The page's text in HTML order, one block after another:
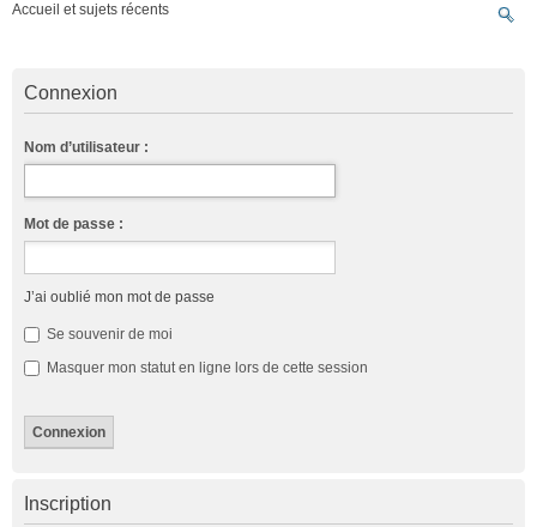
Accueil et sujets récents
Connexion
Nom d’utilisateur :
Mot de passe :
J’ai oublié mon mot de passe
Se souvenir de moi
Masquer mon statut en ligne lors de cette session
Inscription